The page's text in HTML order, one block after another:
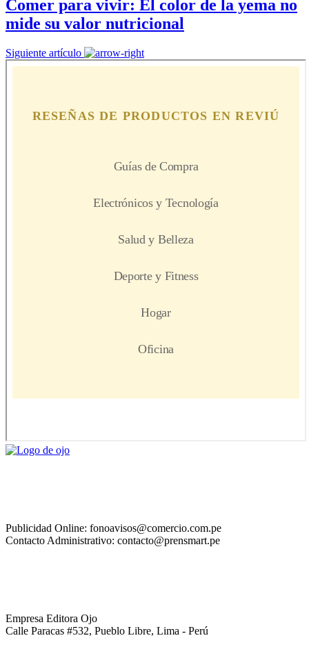
Comer para vivir: El color de la yema no
mide su valor nutricional
Siguiente artículo
Publicidad Online: fonoavisos@comercio.com.pe
Contacto Administrativo: contacto@prensmart.pe
Empresa Editora Ojo
Calle Paracas #532, Pueblo Libre, Lima - Perú